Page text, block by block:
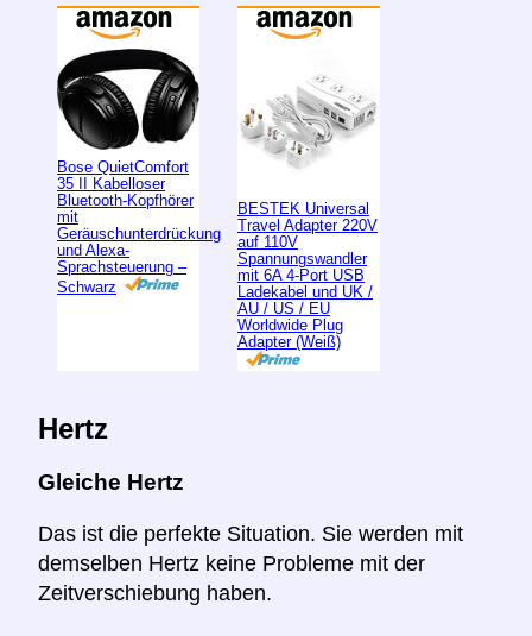
Bose QuietComfort
35 II Kabelloser
Bluetooth-Kopfhörer
mit
Geräuschunterdrückung
und Alexa-
Sprachsteuerung –
Schwarz
BESTEK Universal
Travel Adapter 220V
auf 110V
Spannungswandler
mit 6A 4-Port USB
Ladekabel und UK /
AU / US / EU
Worldwide Plug
Adapter (Weiß)
Hertz
Gleiche Hertz
Das ist die perfekte Situation. Sie werden mit
demselben Hertz keine Probleme mit der
Zeitverschiebung haben.